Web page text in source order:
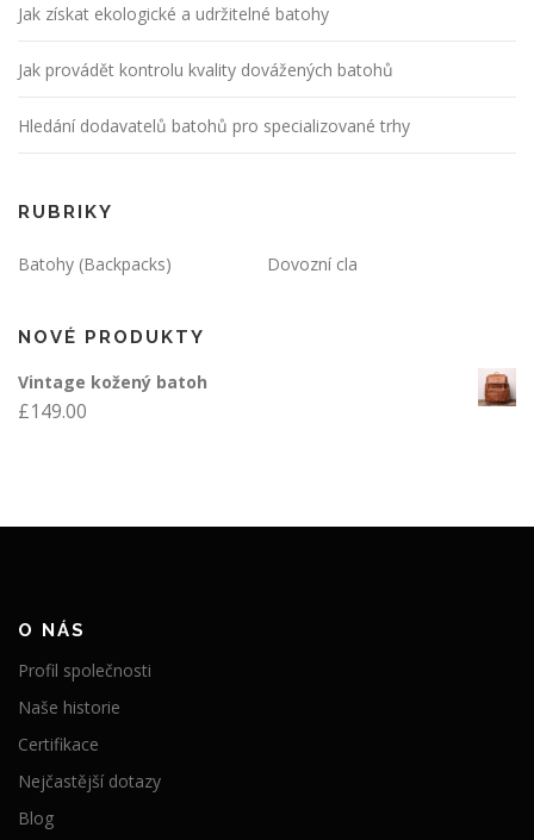
Jak získat ekologické a udržitelné batohy
Jak provádět kontrolu kvality dovážených batohů
Hledání dodavatelů batohů pro specializované trhy
RUBRIKY
Batohy (Backpacks) Dovozní cla
NOVÉ PRODUKTY
Vintage kožený batoh
£149.00
O NÁS
Profil společnosti
Naše historie
Certifikace
Nejčastější dotazy
Blog